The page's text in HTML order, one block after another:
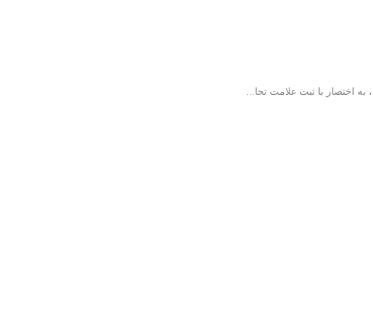
اختصار با ثبت علامت تجا...